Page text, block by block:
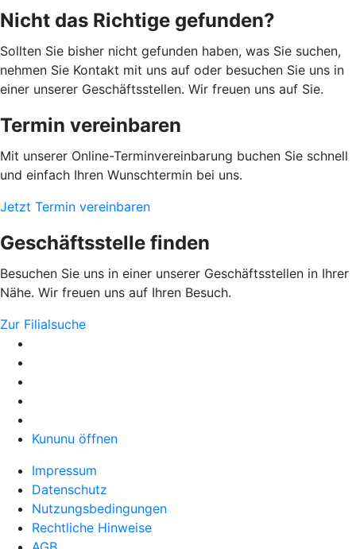
Nicht das Richtige gefunden?
Sollten Sie bisher nicht gefunden haben, was Sie suchen,
nehmen Sie Kontakt mit uns auf oder besuchen Sie uns in
einer unserer Geschäftsstellen. Wir freuen uns auf Sie.
Termin vereinbaren
Mit unserer Online-Terminvereinbarung buchen Sie schnell
und einfach Ihren Wunschtermin bei uns.
Jetzt Termin vereinbaren
Geschäftsstelle finden
Besuchen Sie uns in einer unserer Geschäftsstellen in Ihrer
Nähe. Wir freuen uns auf Ihren Besuch.
Zur Filialsuche
Kununu öffnen
Impressum
Datenschutz
Nutzungsbedingungen
Rechtliche Hinweise